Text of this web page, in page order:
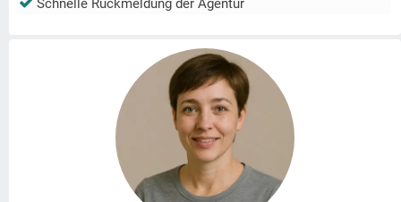
Schnelle Rückmeldung der Agentur